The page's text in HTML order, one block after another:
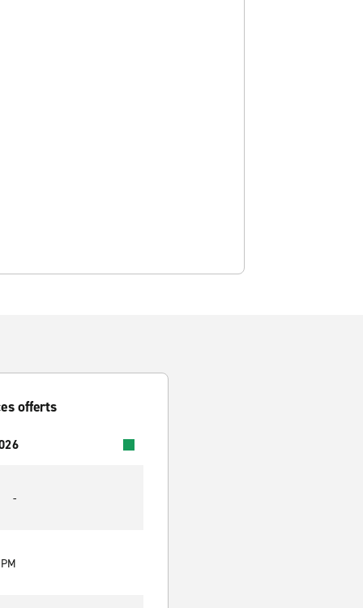
offerts
-